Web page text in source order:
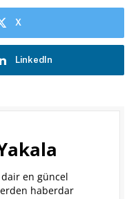
X
LinkedIn
en güncel
haberdar